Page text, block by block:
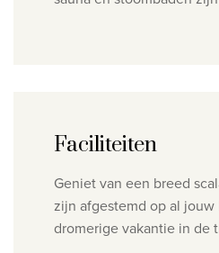
Faciliteiten
Geniet van een breed
zijn afgestemd op al
dromerige vakantie in de